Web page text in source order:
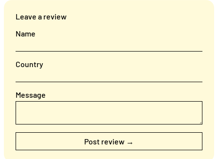
Leave a review
Name
Country
Message